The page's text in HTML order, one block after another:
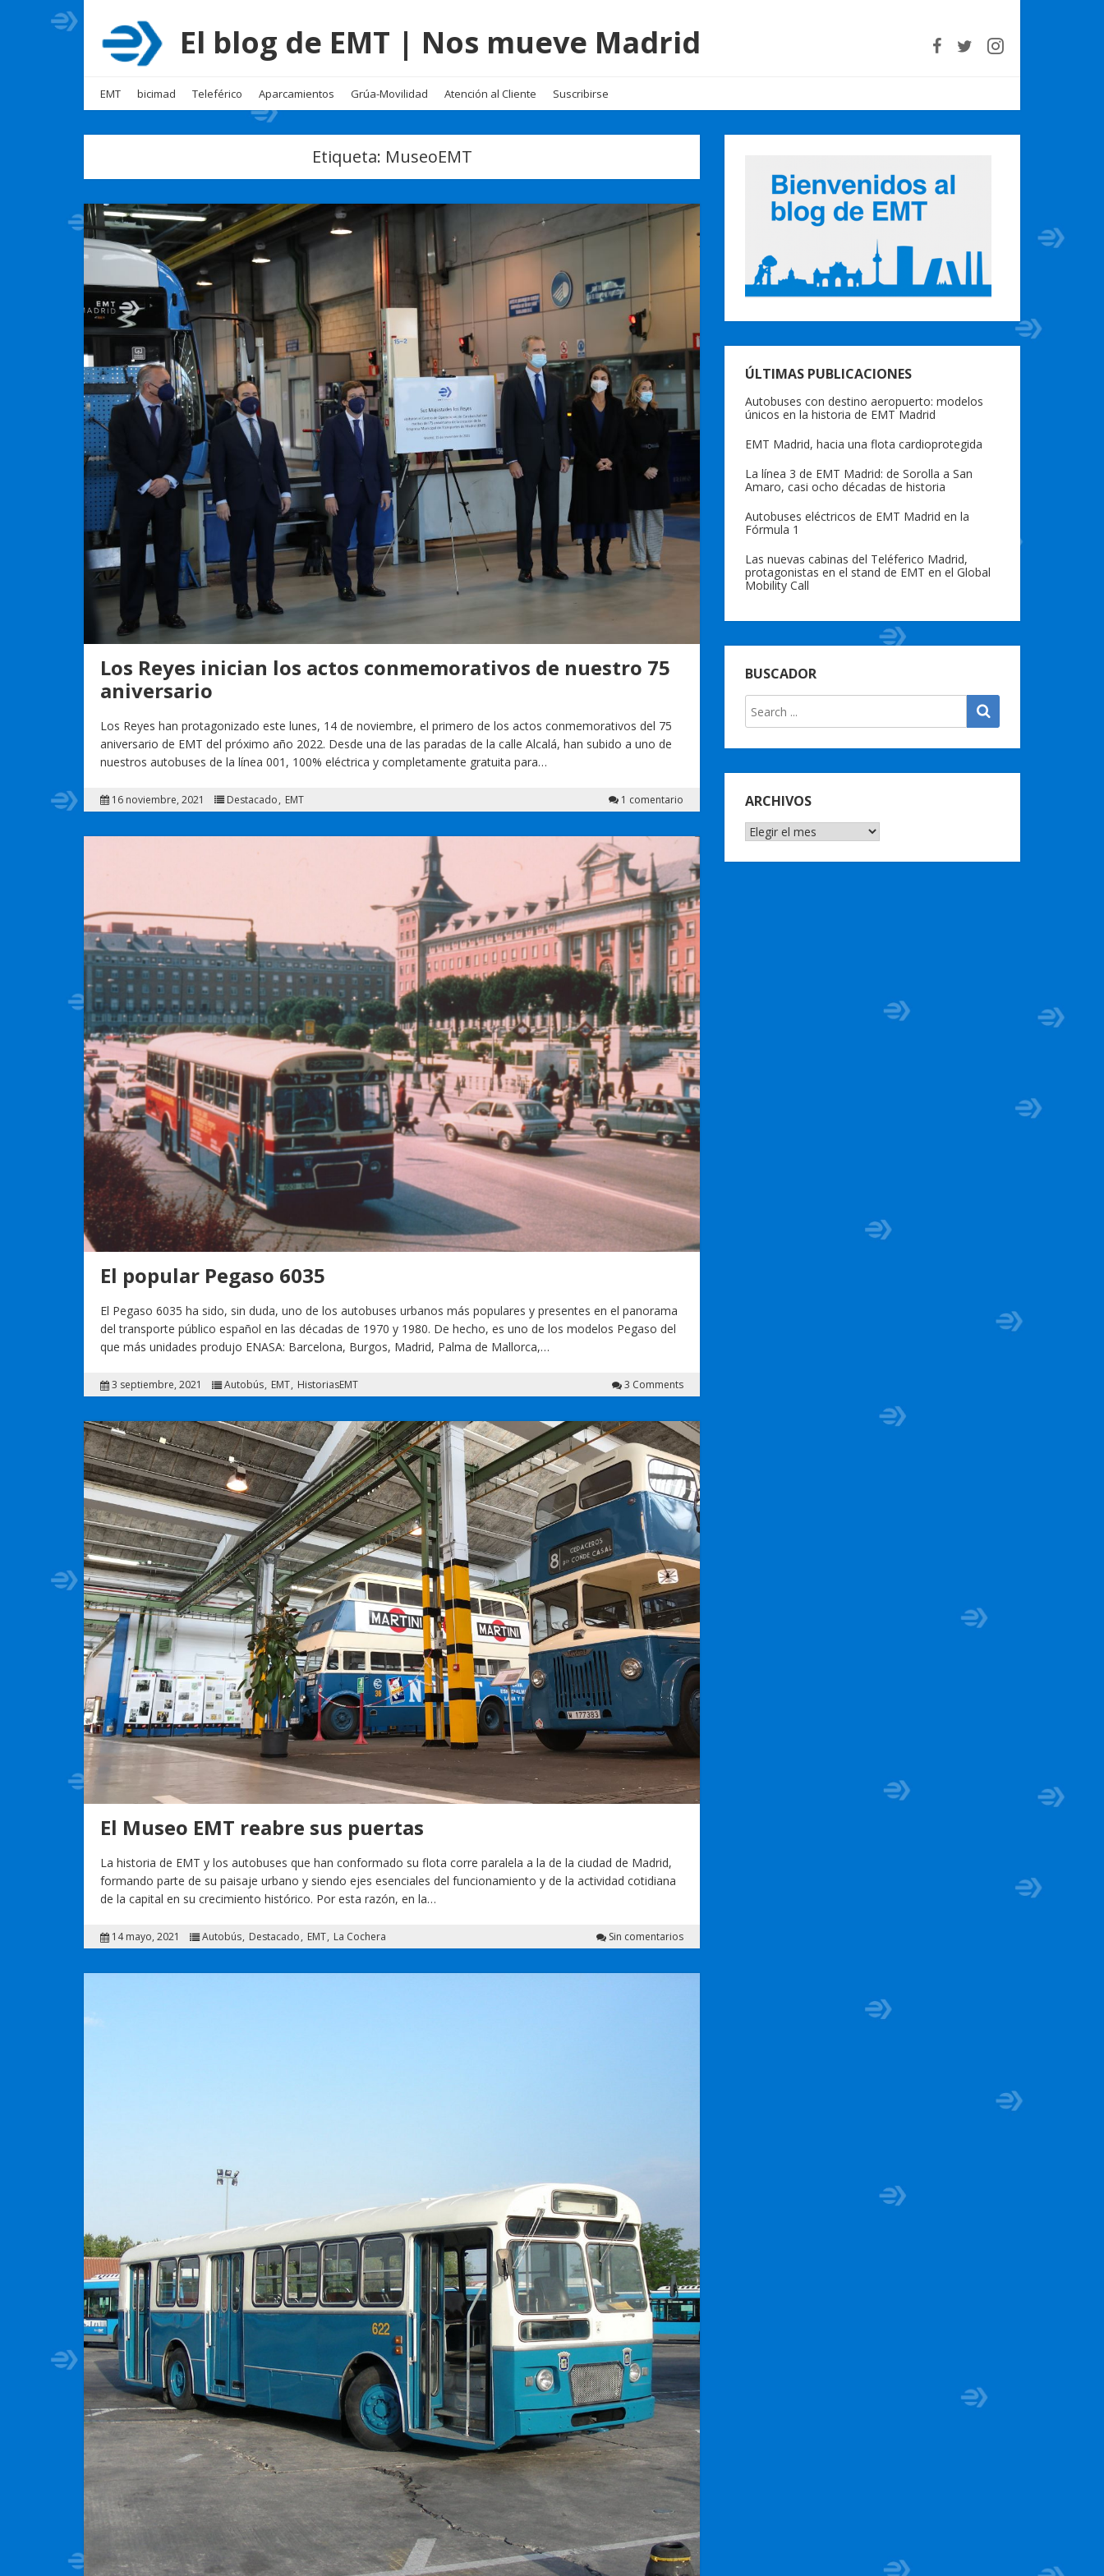
El blog de EMT | Nos mueve Madrid
EMT bicimad Teleférico Aparcamientos Grúa-Movilidad Atención al Cliente Suscribirse
Etiqueta: MuseoEMT
Los Reyes inician los actos conmemorativos de nuestro 75
aniversario
Los Reyes han protagonizado este lunes, 14 de noviembre, el primero de los actos conmemorativos del 75
aniversario de EMT del próximo año 2022. Desde una de las paradas de la calle Alcalá, han subido a uno de
nuestros autobuses de la línea 001, 100% eléctrica y completamente gratuita para…
16 noviembre, 2021 Destacado EMT 1 comentario
El popular Pegaso 6035
El Pegaso 6035 ha sido, sin duda, uno de los autobuses urbanos más populares y presentes en el panorama
del transporte público español en las décadas de 1970 y 1980. De hecho, es uno de los modelos Pegaso del
que más unidades produjo ENASA: Barcelona, Burgos, Madrid, Palma de Mallorca,…
3 septiembre, 2021 Autobús EMT HistoriasEMT 3 Comments
El Museo EMT reabre sus puertas
La historia de EMT y los autobuses que han conformado su flota corre paralela a la de la ciudad de Madrid,
formando parte de su paisaje urbano y siendo ejes esenciales del funcionamiento y de la actividad cotidiana
de la capital en su crecimiento histórico. Por esta razón, en la…
14 mayo, 2021 Autobús Destacado EMT La Cochera Sin comentarios
ÚLTIMAS PUBLICACIONES
Autobuses con destino aeropuerto: modelos
únicos en la historia de EMT Madrid
EMT Madrid, hacia una flota cardioprotegida
La línea 3 de EMT Madrid: de Sorolla a San
Amaro, casi ocho décadas de historia
Autobuses eléctricos de EMT Madrid en la
Fórmula 1
Las nuevas cabinas del Teléferico Madrid,
protagonistas en el stand de EMT en el Global
Mobility Call
BUSCADOR
ARCHIVOS
ARCHIVOS